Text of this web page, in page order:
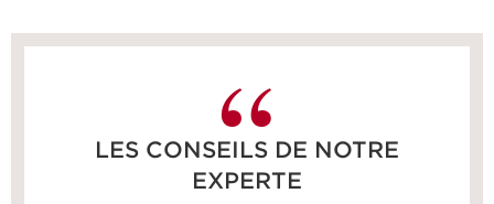
LES CONSEILS DE NOTRE
EXPERTE